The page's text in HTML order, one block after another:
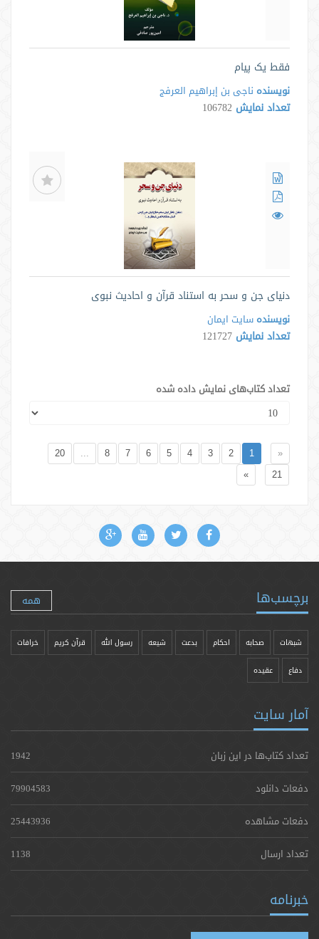
فقط یک پیام
نویسنده ناجی بن إبراهیم العرفج
تعداد نمایش 106782
دنیای جن و سحر به استناد قرآن و احادیث نبوی
نویسنده سايت ايمان
تعداد نمایش 121727
تعداد کتاب‌های نمایش داده شده
«
1
2
3
4
5
6
7
8
...
20
21
»
برچسب‌ها همه
شبهات صحابه احکام بدعت شیعه رسول الله قرآن کریم خرافات
دفاع عقیده
آمار سایت
تعداد کتاب‌ها در این زبان
1942
دفعات دانلود
79904583
دفعات مشاهده
25443936
تعداد ارسال
1138
خبرنامه